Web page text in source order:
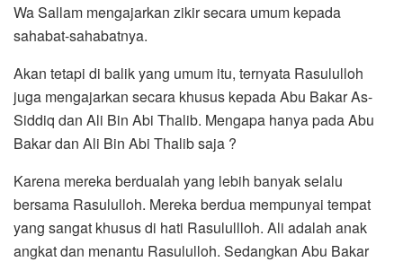
Wa Sallam mengajarkan zikir secara umum kepada
sahabat-sahabatnya.
Akan tetapi di balik yang umum itu, ternyata Rasululloh
juga mengajarkan secara khusus kepada Abu Bakar As-
Siddiq dan Ali Bin Abi Thalib. Mengapa hanya pada Abu
Bakar dan Ali Bin Abi Thalib saja ?
Karena mereka berdualah yang lebih banyak selalu
bersama Rasululloh. Mereka berdua mempunyai tempat
yang sangat khusus di hati Rasulullloh. Ali adalah anak
angkat dan menantu Rasululloh. Sedangkan Abu Bakar